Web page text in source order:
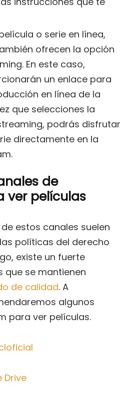
o serie en línea,
ofrecen la opción
En este caso,
un enlace para
en línea de la
que selecciones la
podrás disfrutar
directamente en la
de
ver películas
estos canales suelen
políticas del derecho
existe un fuerte
que se mantienen
de calidad. A
algunos
para ver películas.
Drive